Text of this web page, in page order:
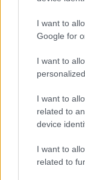
I want to
Google for
I want to
I want to
related to
device
I want to
related to